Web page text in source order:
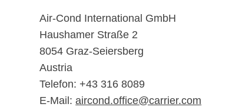
Air-Cond International GmbH
Haushamer Straße 2
8054 Graz-Seiersberg
Austria
Telefon: +43 316 8089
E-Mail:aircond.office@carrier.com